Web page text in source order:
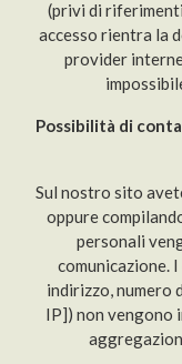
(privi di
accesso rientra la
provider
Possibilità di
Sul nostro sito
oppure
personali
comunicazione.
indirizzo, numero
IP]) non vengono